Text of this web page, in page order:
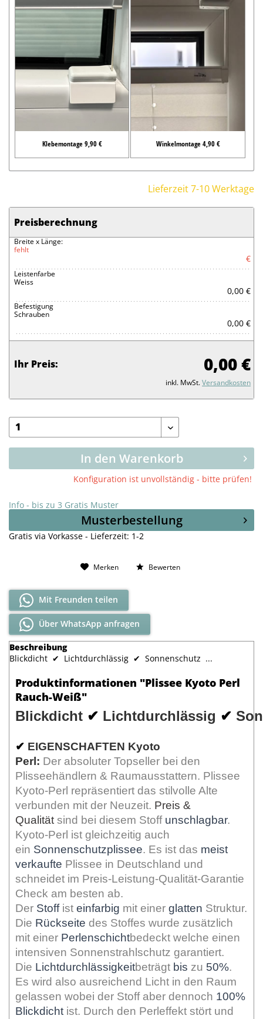
Klebemontage 9,90 € Winkelmontage 4,90 €
Lieferzeit 7-10 Werktage
Preisberechnung
Breite x Länge:
fehlt
€
Leistenfarbe
Weiss
0,00 €
Befestigung
Schrauben
0,00 €
Ihr Preis: 0,00 €
inkl. MwSt.Versandkosten
In den Warenkorb
Konfiguration ist unvollständig - bitte prüfen!
Musterbestellung
Info - bis zu 3 Gratis Muster
Gratis via Vorkasse - Lieferzeit: 1-2
Merken Bewerten
Mit Freunden teilen
Über WhatsApp anfragen
Beschreibung
Blickdicht ✔ Lichtdurchlässig ✔ Sonnenschutz ...
Produktinformationen "Plissee Kyoto Perl
Rauch-Weiß"
Blickdicht ✔ Lichtdurchlässig ✔
✔ EIGENSCHAFTEN Kyoto
Perl: Der absoluter Topseller bei den
Plisseehändlern & Raumausstattern. Plissee
Kyoto-Perl repräsentiert das stilvolle Alte
verbunden mit der Neuzeit. Preis &
Qualität sind bei diesem Stoff unschlagbar.
Kyoto-Perl ist gleichzeitig auch
ein Sonnenschutzplissee. Es ist das meist
verkaufte Plissee in Deutschland und
schneidet im Preis-Leistung-Qualität-Garantie
Check am besten ab.
Der Stoffist einfarbig mit einer glatten Struktur.
Die Rückseite des Stoffes wurde zusätzlich
mit einer Perlenschichtbedeckt welche einen
intensiven Sonnenstrahlschutz garantiert.
Die Lichtdurchlässigkeitbeträgt bis zu 50%.
Es wird also ausreichend Licht in den Raum
gelassen wobei der Stoff aber dennoch 100%
Blickdicht ist. Durch den Perleffekt stört und